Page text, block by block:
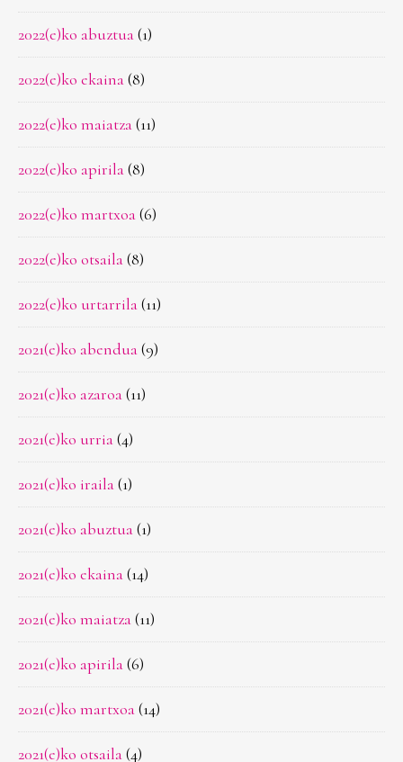
2022(e)ko abuztua(1)
2022(e)ko ekaina(8)
2022(e)ko maiatza(11)
2022(e)ko apirila(8)
2022(e)ko martxoa(6)
2022(e)ko otsaila(8)
2022(e)ko urtarrila(11)
2021(e)ko abendua(9)
2021(e)ko azaroa(11)
2021(e)ko urria(4)
2021(e)ko iraila(1)
2021(e)ko abuztua(1)
2021(e)ko ekaina(14)
2021(e)ko maiatza(11)
2021(e)ko apirila(6)
2021(e)ko martxoa(14)
2021(e)ko otsaila(4)